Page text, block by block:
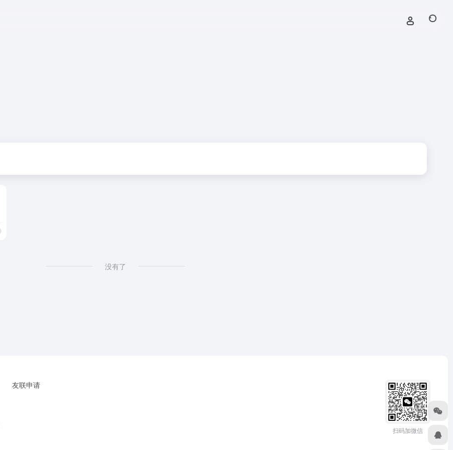
没有了
友联申请
扫码加微信